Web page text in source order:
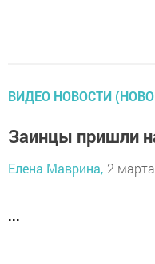
ВИДЕО НОВОСТИ
Заинцы пришли
Елена Маврина, 2
...